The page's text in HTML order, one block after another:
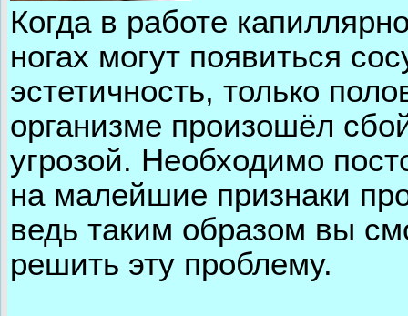
Когда в работе
ногах могут появиться
эстетичность, только
организме произошёл
угрозой. Необходимо
на малейшие признаки
ведь таким образом вы
решить эту проблему.